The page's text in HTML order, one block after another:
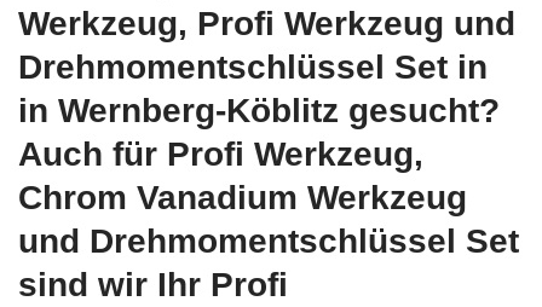
Werkzeug, Profi Werkzeug und
Drehmomentschlüssel Set in
in Wernberg-Köblitz gesucht?
Auch für Profi Werkzeug,
Chrom Vanadium Werkzeug
und Drehmomentschlüssel Set
sind wir Ihr Profi